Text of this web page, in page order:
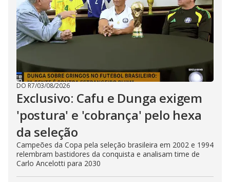
DO R7/03/08/2026
Exclusivo: Cafu e Dunga exigem
'postura' e 'cobrança' pelo hexa
da seleção
Campeões da Copa pela seleção brasileira em 2002 e 1994
relembram bastidores da conquista e analisam time de
Carlo Ancelotti para 2030